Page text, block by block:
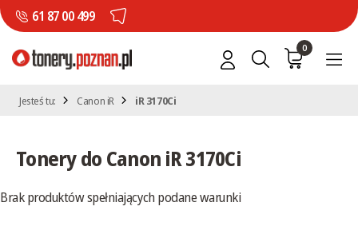
61 87 00 499
0
Jesteś tu: Canon iR iR 3170Ci
Tonery do Canon iR 3170Ci
Brak produktów spełniających podane warunki